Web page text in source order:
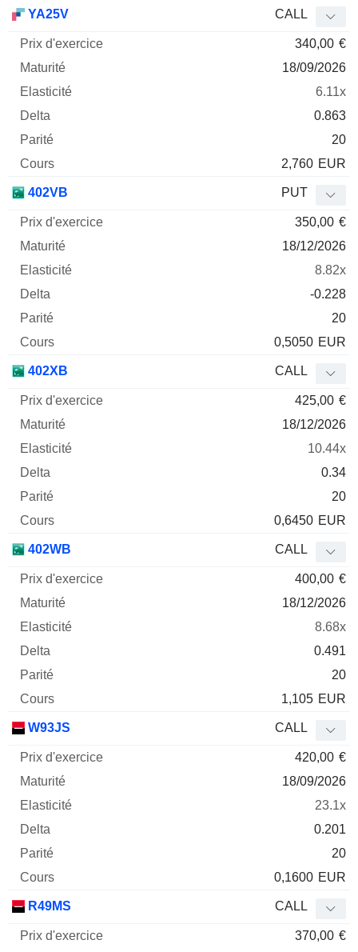
YA25V CALL
340,00 €
18/09/2026
6.11x
0.863
20
2,760 EUR
402VB PUT
350,00 €
18/12/2026
8.82x
-0.228
20
0,5050 EUR
402XB CALL
425,00 €
18/12/2026
10.44x
0.34
20
0,6450 EUR
402WB CALL
400,00 €
18/12/2026
8.68x
0.491
20
1,105 EUR
W93JS CALL
420,00 €
18/09/2026
23.1x
0.201
20
0,1600 EUR
R49MS CALL
370,00 €